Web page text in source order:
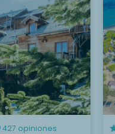
427 opiniones